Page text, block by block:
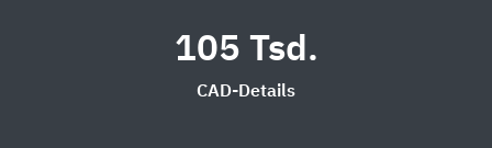
105 Tsd.
CAD-Details